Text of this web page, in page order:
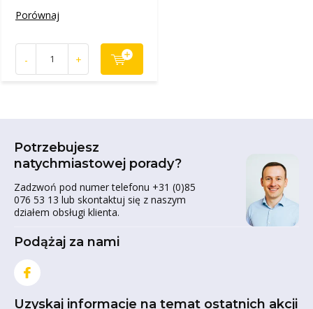
Porównaj
- +
Potrzebujesz
natychmiastowej porady?
Zadzwoń pod numer telefonu +31 (0)85
076 53 13 lub skontaktuj się z naszym
działem obsługi klienta.
Podążaj za nami
Uzyskaj informacje na temat ostatnich akcji